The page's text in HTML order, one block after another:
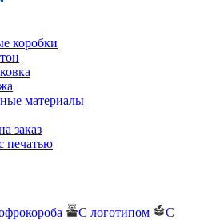
коробки
материалы
заказ
печатью
С логотипом
С